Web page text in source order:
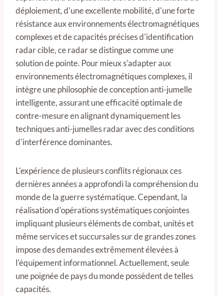
déploiement, d'une excellente mobilité, d'une forte
résistance aux environnements électromagnétiques
complexes et de capacités précises d'identification
radar cible, ce radar se distingue comme une
solution de pointe. Pour mieux s'adapter aux
environnements électromagnétiques complexes, il
intègre une philosophie de conception anti-jumelle
intelligente, assurant une efficacité optimale de
contre-mesure en alignant dynamiquement les
techniques anti-jumelles radar avec des conditions
d'interférence dominantes.
L'expérience de plusieurs conflits régionaux ces
dernières années a approfondi la compréhension du
monde de la guerre systématique. Cependant, la
réalisation d'opérations systématiques conjointes
impliquant plusieurs éléments de combat, unités et
même services et succursales sur de grandes zones
impose des demandes extrêmement élevées à
l'équipement informationnel. Actuellement, seule
une poignée de pays du monde possèdent de telles
capacités.